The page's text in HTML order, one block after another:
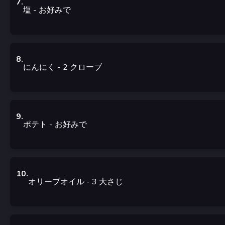
塩 - お好みで
8.
にんにく - 2 クローブ
9.
ポテト - お好みで
10.
オリーブオイル - 3 大さじ